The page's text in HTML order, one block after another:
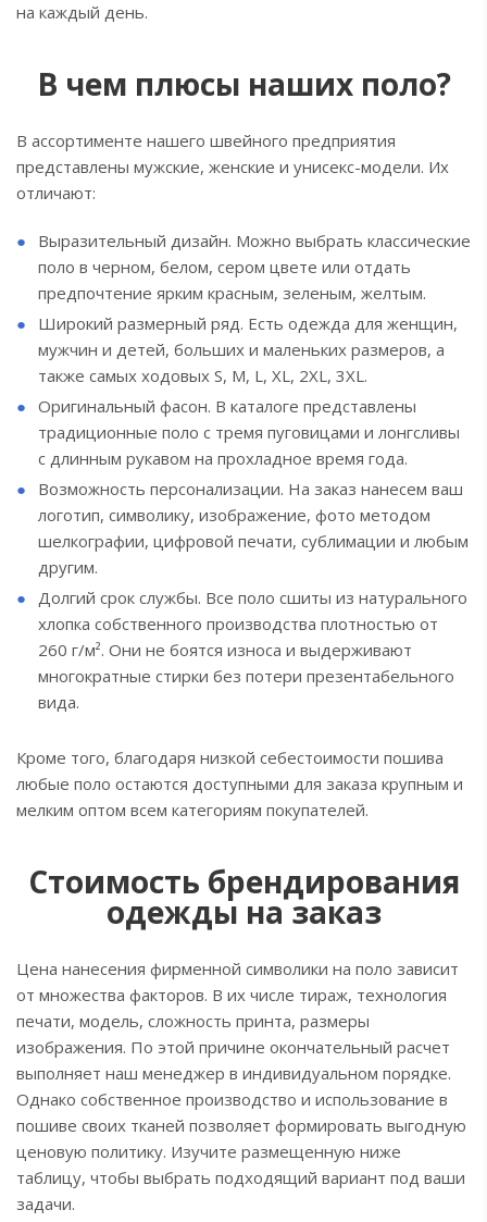
на каждый день.
В чем плюсы наших поло?
В ассортименте нашего швейного предприятия
представлены мужские, женские и унисекс-модели. Их
отличают:
Выразительный дизайн. Можно выбрать классические
поло в черном, белом, сером цвете или отдать
предпочтение ярким красным, зеленым, желтым.
Широкий размерный ряд. Есть одежда для женщин,
мужчин и детей, больших и маленьких размеров, а
также самых ходовых S, M, L, XL, 2XL, 3XL.
Оригинальный фасон. В каталоге представлены
традиционные поло с тремя пуговицами и лонгсливы
с длинным рукавом на прохладное время года.
Возможность персонализации. На заказ нанесем ваш
логотип, символику, изображение, фото методом
шелкографии, цифровой печати, сублимации и любым
другим.
Долгий срок службы. Все поло сшиты из натурального
хлопка собственного производства плотностью от
260 г/м². Они не боятся износа и выдерживают
многократные стирки без потери презентабельного
вида.
Кроме того, благодаря низкой себестоимости пошива
любые поло остаются доступными для заказа крупным и
мелким оптом всем категориям покупателей.
Стоимость брендирования
одежды на заказ
Цена нанесения фирменной символики на поло зависит
от множества факторов. В их числе тираж, технология
печати, модель, сложность принта, размеры
изображения. По этой причине окончательный расчет
выполняет наш менеджер в индивидуальном порядке.
Однако собственное производство и использование в
пошиве своих тканей позволяет формировать выгодную
ценовую политику. Изучите размещенную ниже
таблицу, чтобы выбрать подходящий вариант под ваши
задачи.